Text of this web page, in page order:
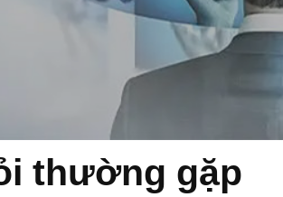
thường gặp